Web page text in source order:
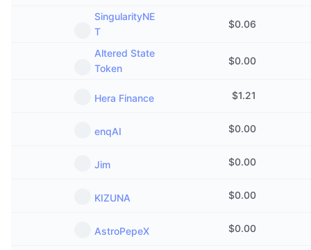
SingularityNE
T
$0.06
Altered State
Token
$0.00
Hera Finance $1.21
enqAI $0.00
Jim $0.00
KIZUNA $0.00
AstroPepeX $0.00